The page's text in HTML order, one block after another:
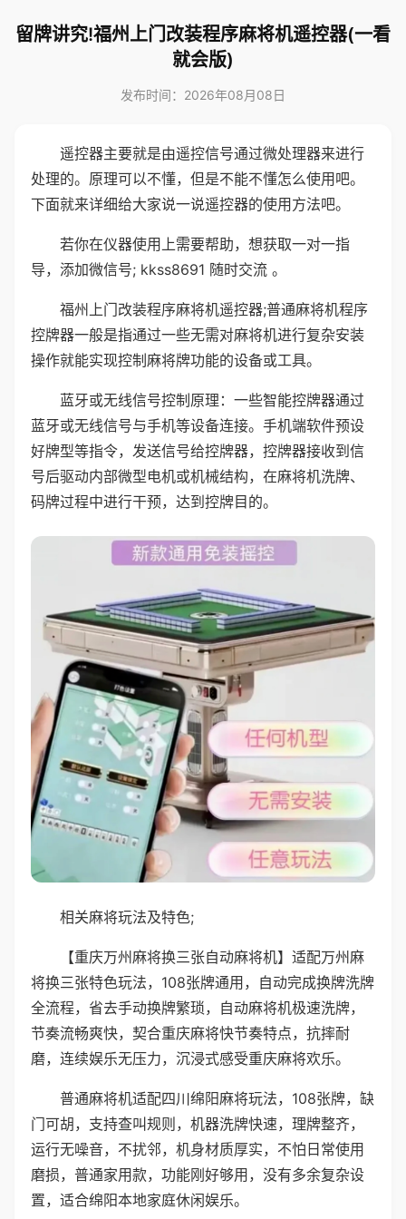
留牌讲究!福州上门改装程序麻将机遥控器(一看
就会版)
发布时间：2026年08月08日
遥控器主要就是由遥控信号通过微处理器来进行
处理的。原理可以不懂，但是不能不懂怎么使用吧。
下面就来详细给大家说一说遥控器的使用方法吧。
若你在仪器使用上需要帮助，想获取一对一指
导，添加微信号; kkss8691 随时交流 。
福州上门改装程序麻将机遥控器;普通麻将机程序
控牌器一般是指通过一些无需对麻将机进行复杂安装
操作就能实现控制麻将牌功能的设备或工具。
蓝牙或无线信号控制原理：一些智能控牌器通过
蓝牙或无线信号与手机等设备连接。手机端软件预设
好牌型等指令，发送信号给控牌器，控牌器接收到信
号后驱动内部微型电机或机械结构，在麻将机洗牌、
码牌过程中进行干预，达到控牌目的。
相关麻将玩法及特色;
【重庆万州麻将换三张自动麻将机】适配万州麻
将换三张特色玩法，108张牌通用，自动完成换牌洗牌
全流程，省去手动换牌繁琐，自动麻将机极速洗牌，
节奏流畅爽快，契合重庆麻将快节奏特点，抗摔耐
磨，连续娱乐无压力，沉浸式感受重庆麻将欢乐。
普通麻将机适配四川绵阳麻将玩法，108张牌，缺
门可胡，支持查叫规则，机器洗牌快速，理牌整齐，
运行无噪音，不扰邻，机身材质厚实，不怕日常使用
磨损，普通家用款，功能刚好够用，没有多余复杂设
置，适合绵阳本地家庭休闲娱乐。